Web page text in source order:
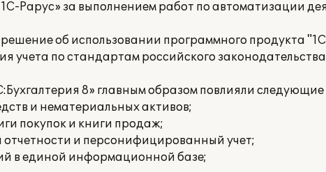
Рарус» за выполнением работ по автоматизации
об использовании программного продукта
учета по стандартам российского
8» главным образом повлияли
и нематериальных активов;
покупок и книги продаж;
и персонифицированный учет;
в единой информационной базе;